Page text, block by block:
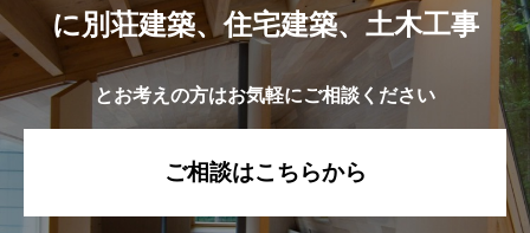
に別荘建築、住宅建築、土木工事
とお考えの方はお気軽にご相談ください
ご相談はこちらから